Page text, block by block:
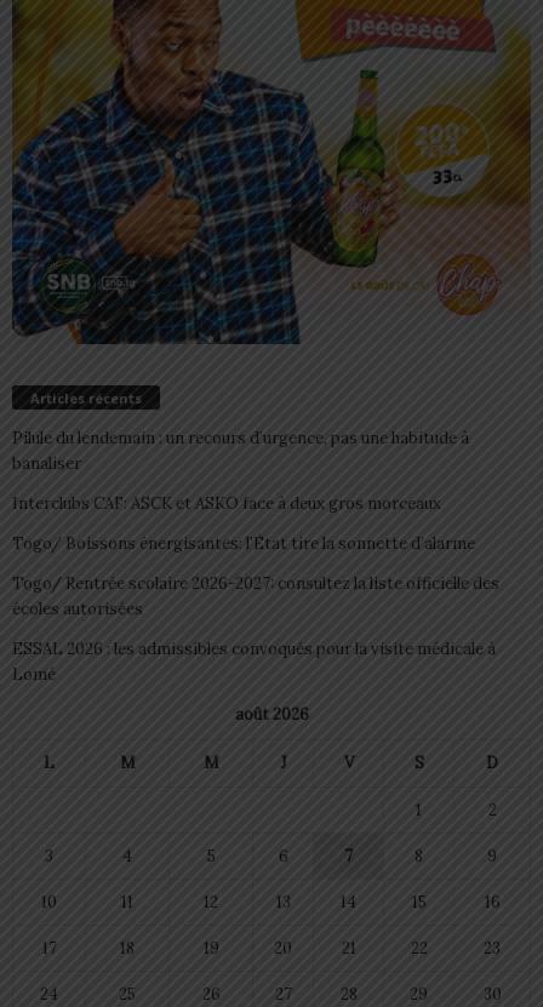
Articles récents
Pilule du lendemain : un recours d’urgence, pas une habitude à
banaliser
Interclubs CAF: ASCK et ASKO face à deux gros morceaux
Togo/ Boissons énergisantes: l’État tire la sonnette d’alarme
Togo/ Rentrée scolaire 2026-2027: consultez la liste officielle des
écoles autorisées
ESSAL 2026 : les admissibles convoqués pour la visite médicale à
Lomé
août 2026
L M M J V S D
1 2
3 4 5 6 7 8 9
10 11 12 13 14 15 16
17 18 19 20 21 22 23
24 25 26 27 28 29 30